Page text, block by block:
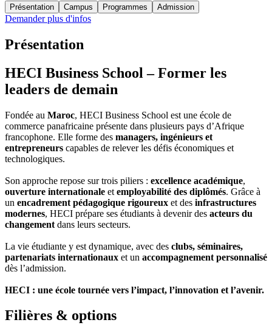
Présentation Campus Programmes Admission
Demander plus d'infos
Présentation
HECI Business School – Former les
leaders de demain
Fondée au Maroc, HECI Business School est une école de
commerce panafricaine présente dans plusieurs pays d’Afrique
francophone. Elle forme des managers, ingénieurs et
entrepreneurs capables de relever les défis économiques et
technologiques.
Son approche repose sur trois piliers : excellence académique,
ouverture internationale et employabilité des diplômés. Grâce à
un encadrement pédagogique rigoureux et des infrastructures
modernes, HECI prépare ses étudiants à devenir des acteurs du
changement dans leurs secteurs.
La vie étudiante y est dynamique, avec des clubs, séminaires,
partenariats internationaux et un accompagnement personnalisé
dès l’admission.
HECI : une école tournée vers l’impact, l’innovation et l’avenir.
Filières & options